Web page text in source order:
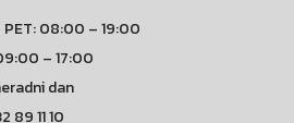
PET: 08:00 – 19:00
– 17:00
dan
89 11 10